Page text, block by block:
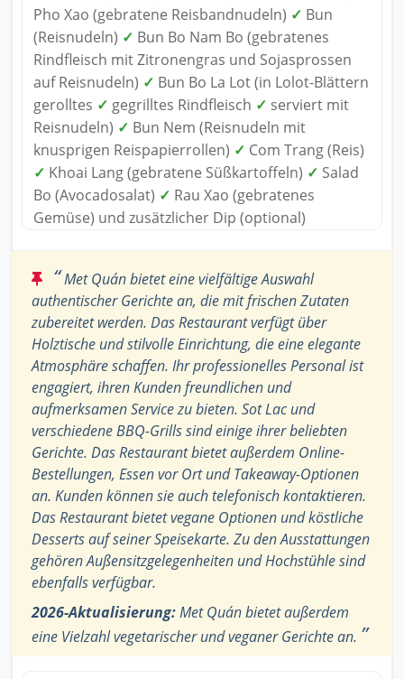
Pho Xao (gebratene Reisbandnudeln) ✓ Bun
(Reisnudeln) ✓ Bun Bo Nam Bo (gebratenes
Rindfleisch mit Zitronengras und Sojasprossen
auf Reisnudeln) ✓ Bun Bo La Lot (in Lolot-Blättern
gerolltes ✓ gegrilltes Rindfleisch ✓ serviert mit
Reisnudeln) ✓ Bun Nem (Reisnudeln mit
knusprigen Reispapierrollen) ✓ Com Trang (Reis)
✓ Khoai Lang (gebratene Süßkartoffeln) ✓ Salad
Bo (Avocadosalat) ✓ Rau Xao (gebratenes
Gemüse) und zusätzlicher Dip (optional)
“Met Quán bietet eine vielfältige Auswahl
authentischer Gerichte an, die mit frischen Zutaten
zubereitet werden. Das Restaurant verfügt über
Holztische und stilvolle Einrichtung, die eine elegante
Atmosphäre schaffen. Ihr professionelles Personal ist
engagiert, ihren Kunden freundlichen und
aufmerksamen Service zu bieten. Sot Lac und
verschiedene BBQ-Grills sind einige ihrer beliebten
Gerichte. Das Restaurant bietet außerdem Online-
Bestellungen, Essen vor Ort und Takeaway-Optionen
an. Kunden können sie auch telefonisch kontaktieren.
Das Restaurant bietet vegane Optionen und köstliche
Desserts auf seiner Speisekarte. Zu den Ausstattungen
gehören Außensitzgelegenheiten und Hochstühle sind
ebenfalls verfügbar.
2026-Aktualisierung:Met Quán bietet außerdem
eine Vielzahl vegetarischer und veganer Gerichte an. ”